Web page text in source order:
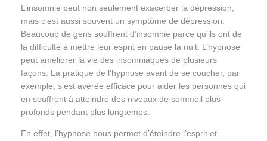
L’insomnie peut non seulement exacerber la dépression,
mais c’est aussi souvent un symptôme de dépression.
Beaucoup de gens souffrent d’insomnie parce qu’ils ont de
la difficulté à mettre leur esprit en pause la nuit. L’hypnose
peut améliorer la vie des insomniaques de plusieurs
façons. La pratique de l’hypnose avant de se coucher, par
exemple, s’est avérée efficace pour aider les personnes qui
en souffrent à atteindre des niveaux de sommeil plus
profonds pendant plus longtemps.
En effet, l’hypnose nous permet d’éteindre l’esprit et